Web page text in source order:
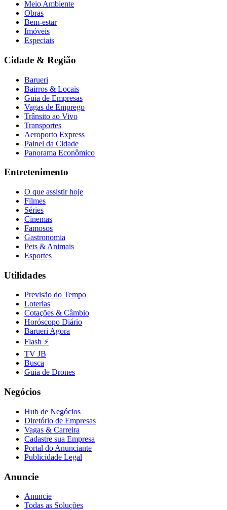
Meio Ambiente
Obras
Bem-estar
Imóveis
Especiais
Cidade & Região
Barueri
Bairros & Locais
Guia de Empresas
Vagas de Emprego
Trânsito ao Vivo
Transportes
Aeroporto Express
Painel da Cidade
Panorama Econômico
Entretenimento
O que assistir hoje
Filmes
Séries
Cinemas
Famosos
Gastronomia
Pets & Animais
Esportes
Utilidades
Previsão do Tempo
Loterias
Cotações & Câmbio
Horóscopo Diário
Barueri Agora
Flash ⚡
TV JB
Busca
Guia de Drones
Negócios
Hub de Negócios
Diretório de Empresas
Vagas & Carreira
Cadastre sua Empresa
Portal do Anunciante
Publicidade Legal
Anuncie
Anuncie
Todas as Soluções